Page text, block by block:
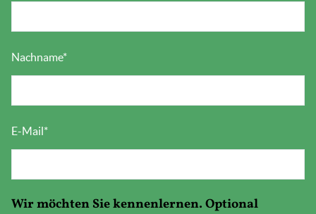
Nachname*
E-Mail*
Wir möchten Sie kennenlernen. Optional